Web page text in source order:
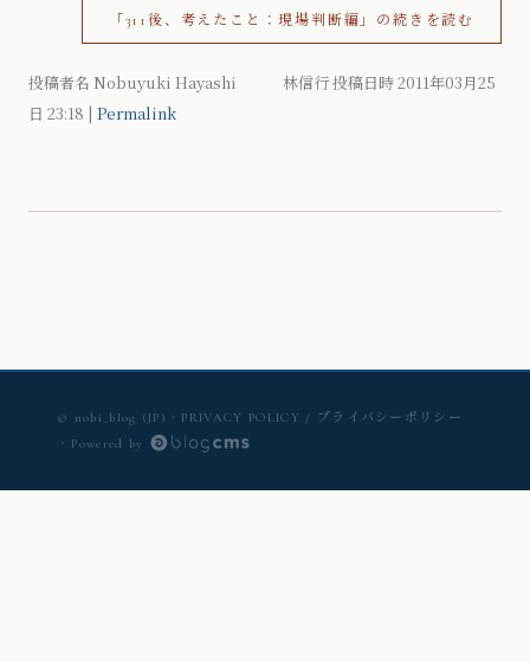
「311後、考えたこと：現場判断編」の続きを読む
投稿者名 Nobuyuki Hayashi 林信行 投稿日時 2011年03月25
日 23:18 | Permalink
© nobi_blog (JP) ・ PRIVACY POLICY / プライバシーポリシー
・ Powered by